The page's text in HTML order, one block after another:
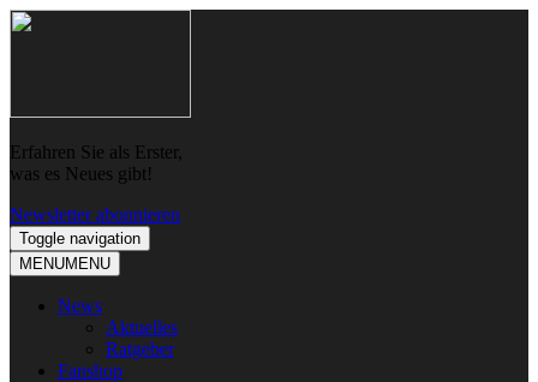
Skip
Skip
Erfahren Sie als Erster,
was es Neues gibt!
Newsletter abonnieren
Toggle navigation
MENUMENU
News
Aktuelles
Ratgeber
Fanshop